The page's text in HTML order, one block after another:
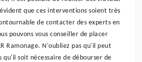
que ces interventions soient très
de contacter des experts en
pouvons vous conseiller de placer
Ramonage. N'oubliez pas qu'il peut
qu'il soit nécessaire de débourser de